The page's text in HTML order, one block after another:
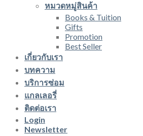
หมวดหมู่สินค้า
Books & Tuition
Gifts
Promotion
Best Seller
เกี่ยวกับเรา
บทความ
บริการซ่อม
แกลเลอรี่
ติดต่อเรา
Login
Newsletter